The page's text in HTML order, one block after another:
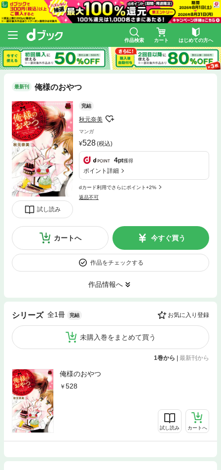
作品検索 カート はじめての方へ
最新刊 俺様のおやつ
試し読み
完結
秋元奈美
マンガ
528(税込)
4pt獲得
ポイント詳細
dカード利用でさらにポイント+2%
返品不可
カートへ 今すぐ買う
作品をチェックする
作品情報へ
シリーズ 全1冊 完結 お気に入り登録
未購入巻をまとめて買う
1巻から | 最新刊から
俺様のおやつ
528
試し読み カートへ